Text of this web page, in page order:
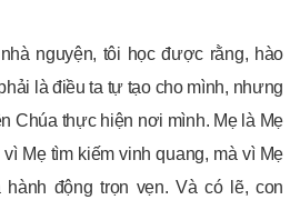
nguyện, tôi học được rằng, hào
là điều ta tự tạo cho mình, nhưng
Chúa thực hiện nơi mình. Mẹ là Mẹ
Mẹ tìm kiếm vinh quang, mà vì Mẹ
động trọn vẹn. Và có lẽ, con